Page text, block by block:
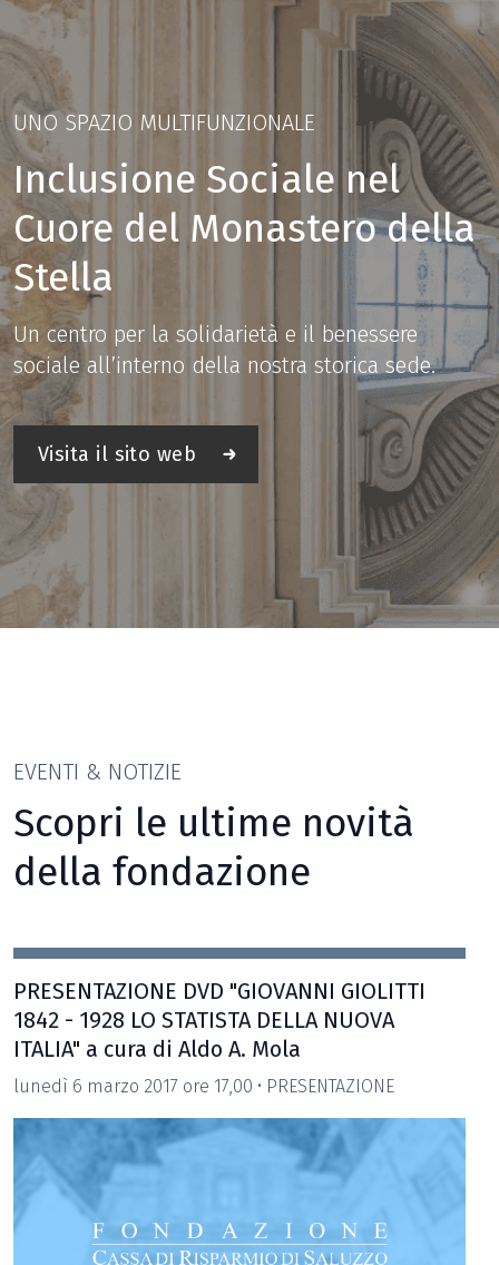
UNO SPAZIO MULTIFUNZIONALE
Inclusione Sociale nel
Cuore del Monastero della
Stella
Un centro per la solidarietà e il benessere
sociale all’interno della nostra storica sede.
Visita il sito web
EVENTI & NOTIZIE
Scopri le ultime novità
della fondazione
PRESENTAZIONE DVD "GIOVANNI GIOLITTI
1842 - 1928 LO STATISTA DELLA NUOVA
ITALIA" a cura di Aldo A. Mola
lunedì 6 marzo 2017 ore 17,00 • PRESENTAZIONE